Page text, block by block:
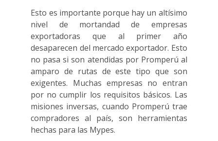
Esto es importante porque hay un altísimo
nivel de mortandad de empresas
exportadoras que al primer año
desaparecen del mercado exportador. Esto
no pasa si son atendidas por Promperú al
amparo de rutas de este tipo que son
exigentes. Muchas empresas no entran
por no cumplir los requisitos básicos. Las
misiones inversas, cuando Promperú trae
compradores al país, son herramientas
hechas para las Mypes.